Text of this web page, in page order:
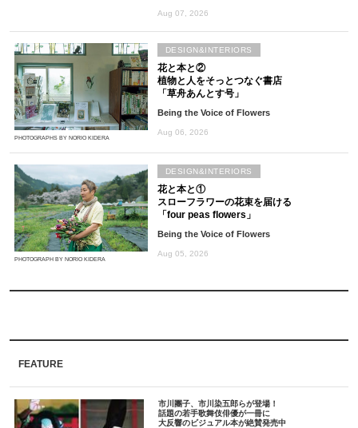
Aug 07, 2026
PHOTOGRAPHS BY NORIO KIDERA
花と本と②
植物と人をそっとつなぐ書店
「草舟あんとす号」
Being the Voice of Flowers
Aug 06, 2026
DESIGN&INTERIORS
PHOTOGRAPH BY NORIO KIDERA
花と本と①
スローフラワーの花束を届ける
「four peas flowers」
Being the Voice of Flowers
Aug 05, 2026
DESIGN&INTERIORS
FEATURE
市川團子、市川染五郎らが登場！
話題の若手歌舞伎俳優が一冊に
大反響のビジュアル本が絶賛発売中